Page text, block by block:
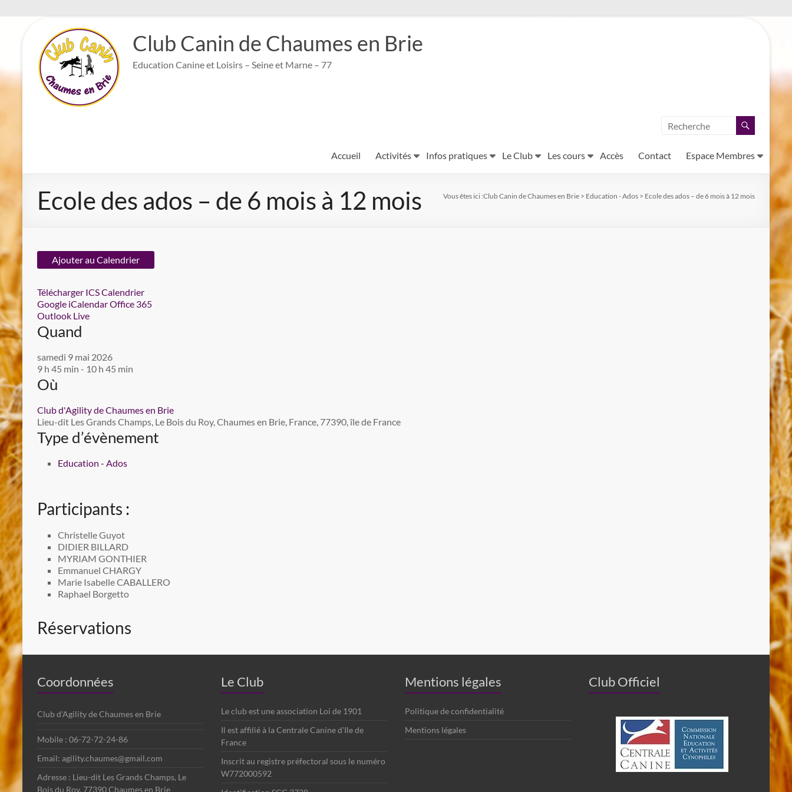
contenu
Club Canin de Chaumes en Brie
Education Canine et Loisirs – Seine et Marne – 77
Accueil Activités Infos pratiques Le Club Les cours Accès Contact Espace Membres
Ecole des ados – de 6 mois à 12 mois Vous êtes ici :Club Canin de Chaumes en Brie > Education - Ados > Ecole des ados – de 6 mois à 12 mois
Ajouter au Calendrier
Télécharger ICSCalendrier
Google iCalendarOffice 365
Outlook Live
Quand
samedi 9 mai 2026
9 h 45 min - 10 h 45 min
Où
Club d'Agility de Chaumes en Brie
Lieu-dit Les Grands Champs, Le Bois du Roy, Chaumes en Brie, France, 77390, île de France
Type d’évènement
Education - Ados
Participants :
Christelle Guyot
DIDIER BILLARD
MYRIAM GONTHIER
Emmanuel CHARGY
Marie Isabelle CABALLERO
Raphael Borgetto
Réservations
Coordonnées
Club d'Agility de Chaumes en Brie
Mobile : 06-72-72-24-86
Email: agility.chaumes@gmail.com
Adresse : Lieu-dit Les Grands Champs, Le
Bois du Roy, 77390 Chaumes en Brie
Le Club
Le club est une association Loi de 1901
Il est affilié à la Centrale Canine d'Ile de
France
Inscrit au registre préfectoral sous le numéro
W772000592
Mentions légales
Politique de confidentialité
Mentions légales
Club Officiel